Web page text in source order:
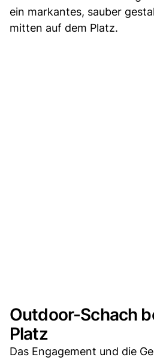
ein markantes, sauber
mitten auf dem Platz.
Outdoor-Schach
Platz
Das Engagement und die